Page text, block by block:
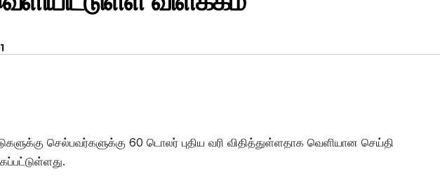
செல்பவர்களுக்கு 60 டொலர் புதிய வரி விதித்துள்ளதாக வெளியான செய்தி